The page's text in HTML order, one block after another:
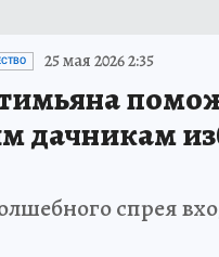
25 мая 2026 2:35
дачникам
спрея